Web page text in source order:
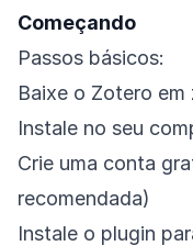
Começando
Passos básicos:
Baixe o Zotero
Instale no seu
Crie uma conta
recomendada)
Instale o plugin